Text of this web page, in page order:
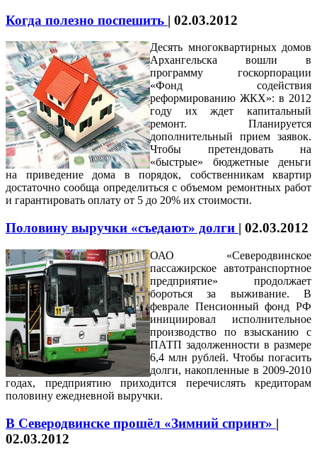
Когда полезно поспешить | 02.03.2012
Десять многоквартирных домов
Архангельска вошли в
программу госкорпорации
«Фонд содействия
реформированию ЖКХ»: в 2012
году их ждет капитальный
ремонт. Планируется
дополнительный прием заявок.
Чтобы претендовать на
«быстрые» бюджетные деньги
на приведение дома в порядок, собственникам квартир
достаточно сообща определиться с объемом ремонтных работ
и гарантировать оплату от 5 до 20% их стоимости.
Половину выручки «съедают» долги | 02.03.2012
ОАО «Северодвинское
пассажирское автотранспортное
предприятие» продолжает
бороться за выживание. В
феврале Пенсионный фонд РФ
инициировал исполнительное
производство по взысканию с
ПАТП задолженности в размере
6,4 млн рублей. Чтобы погасить
долги, накопленные в 2009-2010
годах, предприятию приходится перечислять кредиторам
половину ежедневной выручки.
В Северодвинске прошёл «Зимний спринт» |
02.03.2012